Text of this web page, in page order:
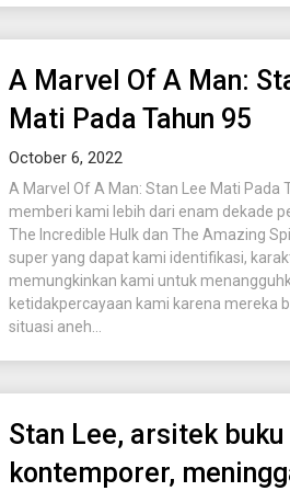
A Marvel Of A Man:
Mati Pada Tahun 95
October 6, 2022
A Marvel Of A Man: Stan Lee Mati Pada
memberi kami lebih dari enam dekade
The Incredible Hulk dan The Amazing
super yang dapat kami identifikasi,
memungkinkan kami untuk
ketidakpercayaan kami karena mereka
situasi aneh...
Stan Lee, arsitek
kontemporer,